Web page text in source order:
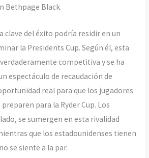
Bethpage Black.
clave del éxito podría residir en un
la Presidents Cup. Según él, esta
competitiva y se ha
espectáculo de recaudación de
real para que los jugadores
para la Ryder Cup. Los
se sumergen en esta rivalidad
que los estadounidenses tienen
se siente a la par.